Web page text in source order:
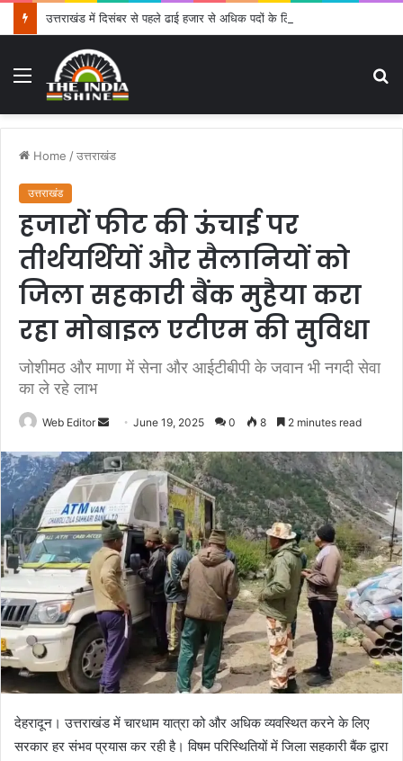
उत्तराखंड में दिसंबर से पहले ढाई हजार से अधिक पदों के लिए भरे जाएंगे फार्म
Menu
Home /उत्तराखंड
उत्तराखंड
हजारों फीट की ऊंचाई पर
तीर्थयर्थियों और सैलानियों को
जिला सहकारी बैंक मुहैया करा
रहा मोबाइल एटीएम की सुविधा
जोशीमठ और माणा में सेना और आईटीबीपी के जवान भी नगदी सेवा
का ले रहे लाभ
Web Editor
n
d
a
n
e
m
a
i
l
June 19, 2025 0 8 2 minutes read
देहरादून। उत्तराखंड में चारधाम यात्रा को और अधिक व्यवस्थित करने के लिए
सरकार हर संभव प्रयास कर रही है। विषम परिस्थितियों में जिला सहकारी बैंक द्वारा